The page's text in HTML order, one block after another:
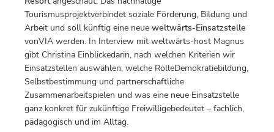
Tourismusprojektverbindet soziale Förderung, Bildung und
Arbeit und soll künftig eine neue weltwärts-Einsatzstelle
vonVIA werden. In Interview mit weltwärts-host Magnus
gibt Christina Einblickedarin, nach welchen Kriterien wir
Einsatzstellen auswählen, welche RolleDemokratiebildung,
Selbstbestimmung und partnerschaftliche
Zusammenarbeitspielen und was eine neue Einsatzstelle
ganz konkret für zukünftige Freiwilligebedeutet – fachlich,
pädagogisch und im Alltag.